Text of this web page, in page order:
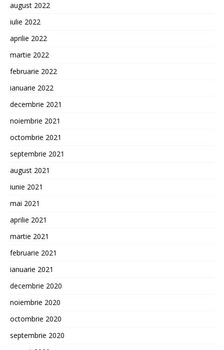
august 2022
iulie 2022
aprilie 2022
martie 2022
februarie 2022
ianuarie 2022
decembrie 2021
noiembrie 2021
octombrie 2021
septembrie 2021
august 2021
iunie 2021
mai 2021
aprilie 2021
martie 2021
februarie 2021
ianuarie 2021
decembrie 2020
noiembrie 2020
octombrie 2020
septembrie 2020